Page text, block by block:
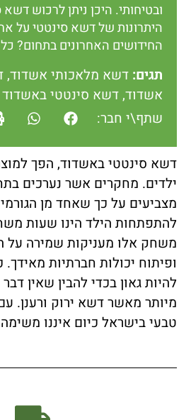
ובטיחותי. היכן ניתן לרכוש
היתרונות של דשא סינטטי על
החידושים האחרונים בתחום?
תגים: דשא מלאכותי אשדוד,
אשדוד,דשא סינטטי באשדוד
שתף\י חבר:
דשא סינטטי באשדוד, הפך
ילדים. מחקרים אשר נערכים
מצביעים על כך שאחד מן
להתפתחות הילד הינו שעות
משחק אלו מעניקות שמירה על
ופיתוח יכולות חברתיות מאידך.
להיות גאון בכדי להבין שאין
מיותר מאשר דשא ירוק ורענן.
טבעי בישראל כיום איננו